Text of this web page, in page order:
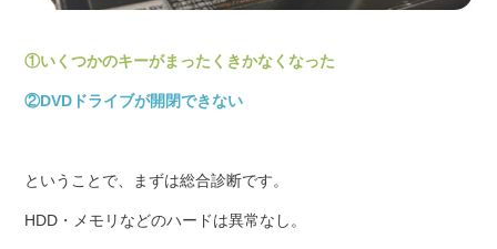
①いくつかのキーがまったくきかなくなった
②DVDドライブが開閉できない
ということで、まずは総合診断です。
HDD・メモリなどのハードは異常なし。